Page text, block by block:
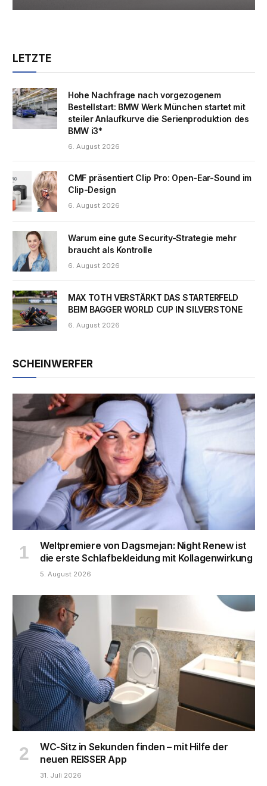
LETZTE
Hohe Nachfrage nach vorgezogenem
Bestellstart: BMW Werk München startet mit
steiler Anlaufkurve die Serienproduktion des
BMW i3*
6. August 2026
CMF präsentiert Clip Pro: Open-Ear-Sound im
Clip-Design
6. August 2026
Warum eine gute Security-Strategie mehr
braucht als Kontrolle
6. August 2026
MAX TOTH VERSTÄRKT DAS STARTERFELD
BEIM BAGGER WORLD CUP IN SILVERSTONE
6. August 2026
SCHEINWERFER
Weltpremiere von Dagsmejan: Night Renew ist
die erste Schlafbekleidung mit Kollagenwirkung
5. August 2026
WC-Sitz in Sekunden finden – mit Hilfe der
neuen REISSER App
31. Juli 2026